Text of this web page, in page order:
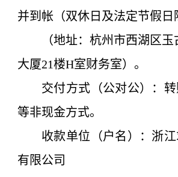
并到帐（双休日及法定节假日
（地址：杭州市西湖区玉
大厦21楼H室财务室）。
交付方式（公对公）：
等非现金方式。
收款单位（户名）：浙
有限公司